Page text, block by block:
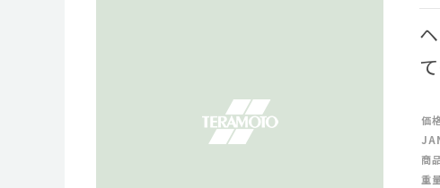
価
商
重